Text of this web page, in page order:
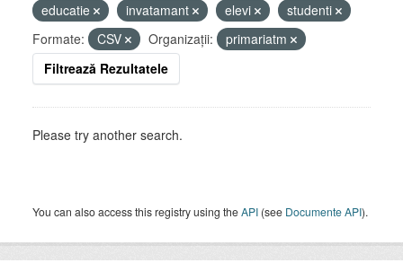
educatie
invatamant elevi
studenti
Formate:
CSV Organizații:
primariatm
Filtrează Rezultatele
Please try another search.
You can also access this registry using theAPI (see Documente API).